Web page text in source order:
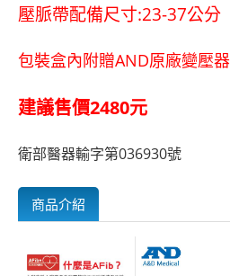
壓脈帶配備尺寸:23-37公分
包裝盒內附贈AND原廠變壓器
建議售價2480元
衛部醫器輸字第036930號
商品介紹